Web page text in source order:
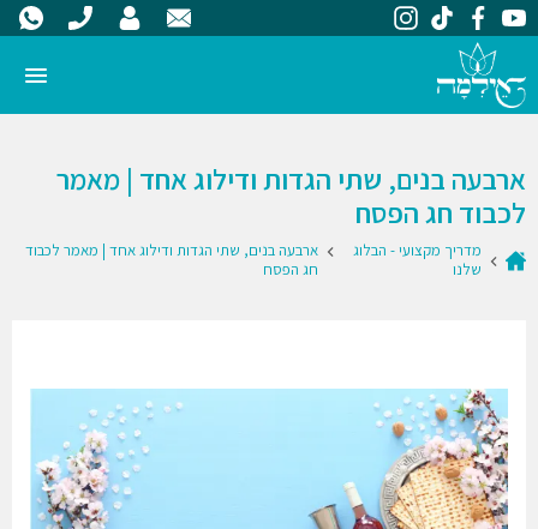
ארבעה בנים, שתי הגדות ודילוג אחד | מאמר
לכבוד חג הפסח
מדריך מקצועי - הבלוג
שלנו
ארבעה בנים, שתי הגדות ודילוג אחד | מאמר לכבוד
חג הפסח